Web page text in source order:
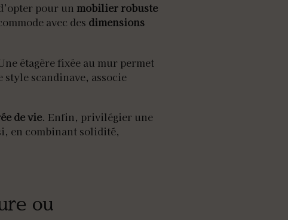
pour un mobilier robuste
avec des dimensions
étagère fixée au mur permet
scandinave, associe
de vie. Enfin, privilégier une
en combinant solidité,
ou